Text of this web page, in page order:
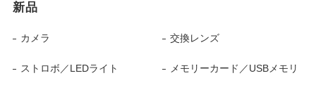
新品
カメラ 交換レンズ
ストロボ／LEDライト メモリーカード／USBメモリ